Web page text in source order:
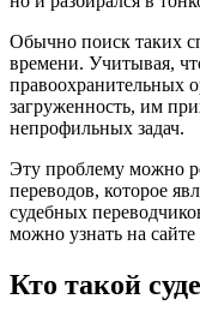
Обычно поиск таких
времени. Учитывая,
правоохранительных
загруженность, им
непрофильных задач.
Эту проблему можно
переводов, которое
судебных
можно узнать на сайте
Кто такой